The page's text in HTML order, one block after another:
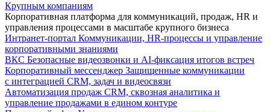
Крупным компаниям
Корпоративная платформа для коммуникаций, продаж, HR и
управления процессами в масштабе крупного бизнеса
Интранет-портал Коммуникации, HR-процессы и управление
корпоративными знаниями
ВКС Безопасные видеозвонки и AI-фиксация итогов встреч
Корпоративный мессенджер Защищенные коммуникации
с интеграцией CRM, задач и видеосвязи
Автоматизация продаж CRM, сквозная аналитика и
управление продажами в едином контуре